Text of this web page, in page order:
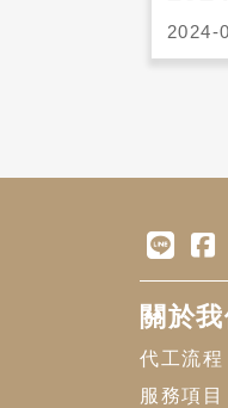
2024-
關於我
代工流程
服務項目